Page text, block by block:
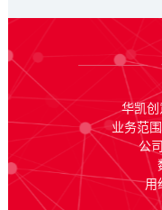
华凯
业务范
公
用